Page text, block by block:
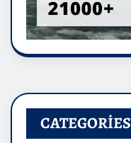
CATEGORIES